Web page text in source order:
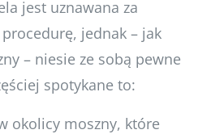
jest uznawana za
jednak – jak
– niesie ze sobą pewne
spotykane to:
okolicy moszny, które